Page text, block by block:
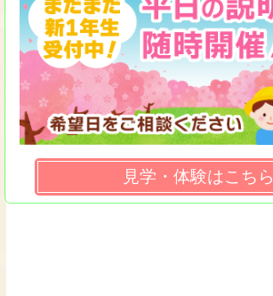
見学・体験はこちら